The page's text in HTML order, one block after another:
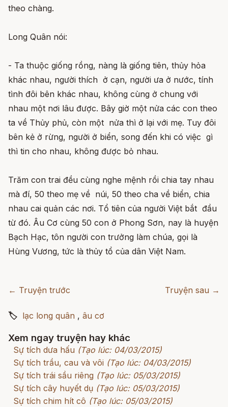
theo chàng.
Long Quân nói:
- Ta thuộc giống rồng, nàng là giống tiên, thủy hỏa
khác nhau, người thích ở cạn, người ưa ở nước, tính
tình đôi bên khác nhau, không cùng ở chung với
nhau một nơi lâu được. Bây giờ một nửa các con theo
ta về Thủy phủ, còn một nửa thì ở lại với mẹ. Tuy đôi
bên kẻ ở rừng, người ở biển, song đến khi có việc gì
thì tin cho nhau, không được bỏ nhau.
Trăm con trai đều cùng nghe mệnh rồi chia tay nhau
mà đí, 50 theo mẹ về núi, 50 theo cha về biển, chia
nhau cai quản các nơi. Tổ tiên của người Việt bắt đầu
từ đó. Âu Cơ cùng 50 con ở Phong Sơn, nay là huyện
Bạch Hạc, tôn người con trưởng làm chúa, gọi là
Hùng Vương, tức là thủy tổ của dân Việt Nam.
← Truyện trước Truyện sau →
🏷 lạc long quân , âu cơ
Xem ngay truyện hay khác
Sự tích dưa hấu (Tạo lúc: 04/03/2015)
Sự tích trầu, cau và vôi (Tạo lúc: 04/03/2015)
Sự tích trái sầu riêng (Tạo lúc: 05/03/2015)
Sự tích cây huyết dụ (Tạo lúc: 05/03/2015)
Sự tích chim hít cô (Tạo lúc: 05/03/2015)